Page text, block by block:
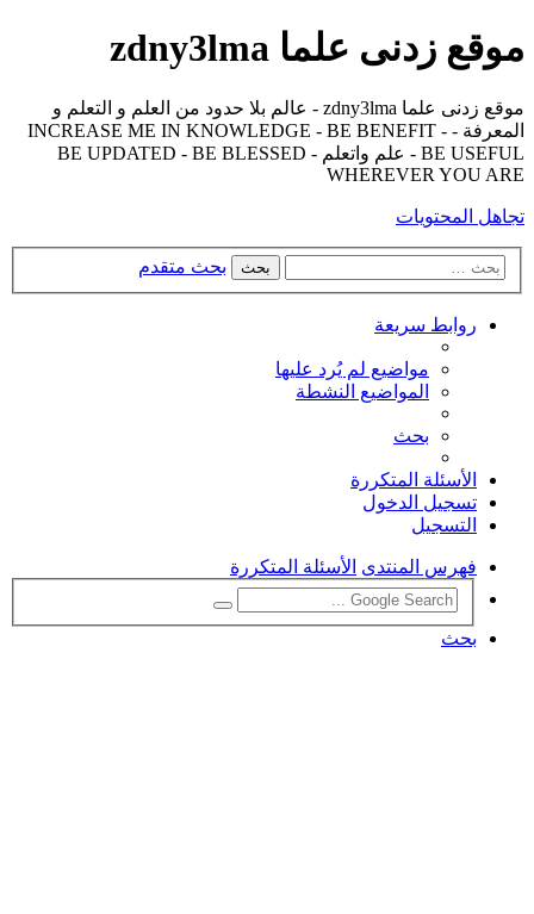
موقع زدنى علما zdny3lma
موقع زدنى علما zdny3lma - عالم بلا حدود من العلم و التعلم و
المعرفة - INCREASE ME IN KNOWLEDGE - BE BENEFIT -
BE USEFUL - علم واتعلم - BE UPDATED - BE BLESSED
WHEREVER YOU ARE
تجاهل المحتويات
بحث بحث متقدم
روابط سريعة
مواضيع لم يُرد عليها
المواضيع النشطة
بحث
الأسئلة المتكررة
تسجيل الدخول
التسجيل
فهرس المنتدى الأسئلة المتكررة
بحث